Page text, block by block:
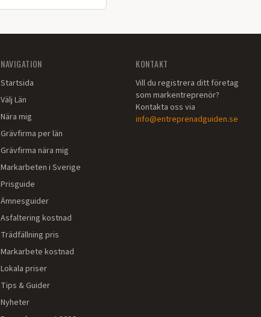
NAVIGATION
Startsida
Välj Län
Nära mig
Grävfirma per län
Grävfirma nära mig
Markarbeten i Sverige
Prisguide
Ämnesguider
Asfaltering kostnad
Trädfällning pris
Markarbete kostnad
Lokala priser
Tips & Guider
Nyheter
KONTAKT
Vill du registrera ditt företag
som markentreprenör?
Kontakta oss via
info@entreprenadguiden.se